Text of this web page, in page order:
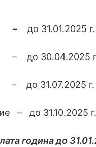
– до 31.01.2025 г.
– до 30.04.2025
– до 31.07.2025 г.
– до 31.10.2025 г.
година до